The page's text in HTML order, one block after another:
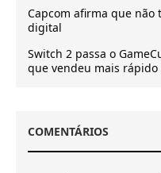
Capcom afirma que
digital
Switch 2 passa o
que vendeu mais
COMENTÁRIOS